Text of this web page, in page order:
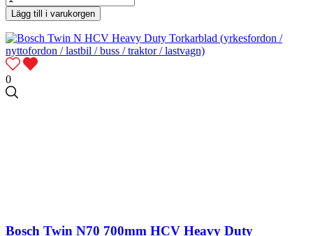
Lägg till i varukorgen
0
Bosch Twin N70 700mm HCV Heavy Duty